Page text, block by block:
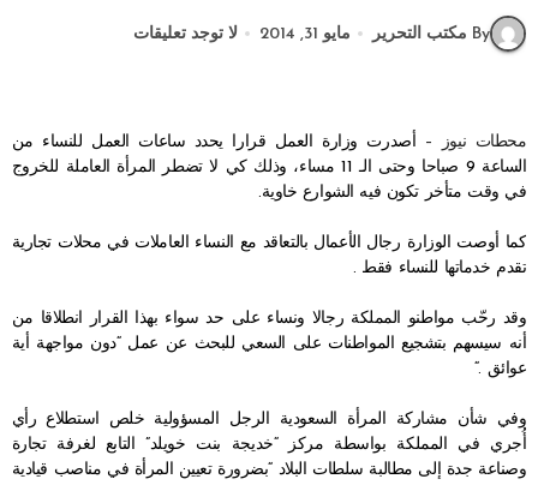
By مكتب التحرير مايو 31, 2014 لا توجد تعليقات
محطات نيوز – أصدرت وزارة العمل قرارا يحدد ساعات العمل للنساء من
الساعة 9 صباحا وحتى الـ 11 مساء، وذلك كي لا تضطر المرأة العاملة للخروج
في وقت متأخر تكون فيه الشوارع خاوية.
كما أوصت الوزارة رجال الأعمال بالتعاقد مع النساء العاملات في محلات تجارية
تقدم خدماتها للنساء فقط .
وقد رحّب مواطنو المملكة رجالا ونساء على حد سواء بهذا القرار انطلاقا من
أنه سيسهم بتشجيع المواطنات على السعي للبحث عن عمل “دون مواجهة أية
عوائق “.
وفي شأن مشاركة المرأة السعودية الرجل المسؤولية خلص استطلاع رأي
أُجري في المملكة بواسطة مركز “خديجة بنت خويلد” التابع لغرفة تجارة
وصناعة جدة إلى مطالبة سلطات البلاد “بضرورة تعيين المرأة في مناصب قيادية